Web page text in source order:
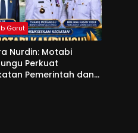
Gorut
Nurdin: Motabi
Perkuat
Pemerintah dan